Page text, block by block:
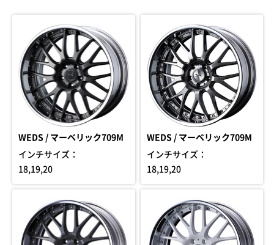
WEDS / マーベリック709M
インチサイズ：
18,19,20
WEDS / マーベリック709M
インチサイズ：
18,19,20